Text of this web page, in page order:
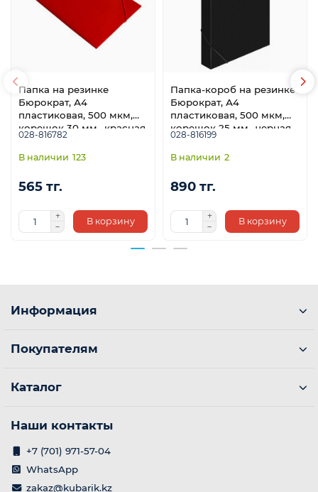
Папка на резинке
Бюрократ, А4
пластиковая, 500 мкм,
корешок 30 мм., красная
028-816782
123
565 тг.
В корзину
Папка-короб на резинке
Бюрократ, А4
пластиковая, 500 мкм,
корешок 25 мм., черная
028-816199
2
890 тг.
В корзину
Информация
Покупателям
Каталог
Наши контакты
+7 (701) 971-57-04
WhatsApp
zakaz@kubarik.kz